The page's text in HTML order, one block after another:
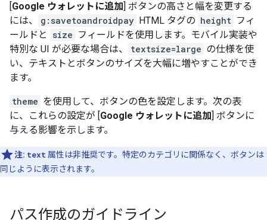
[Google ウォレットに追加] ボタンの高さと幅を変更する
には、
g:savetoandroidpay HTML タグの height フィ
ールドと
size フィールドを使用します。モバイル実装や
特別な UI が必要な場合は、
textsize=large の仕様を使
い、テキストとボタンのサイズを大幅に増やすことができ
ます。
theme を使用して、ボタンの色を設定します。次の表
に、これらの設定が [Google ウォレットに追加] ボタンに
与える影響を示します。
注: text 属性は非推奨です。特定のカテゴリに関係なく、ボタンは
同じように表示されます。
パス作成のガイドライン